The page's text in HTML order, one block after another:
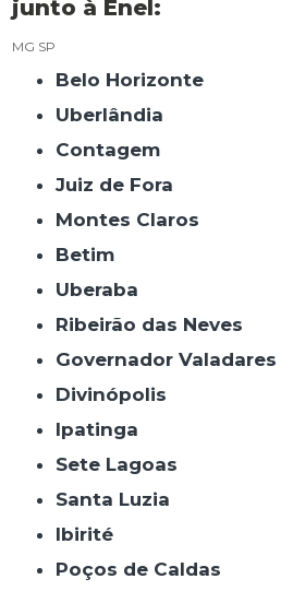
junto à Enel:
MG SP
Belo Horizonte
Uberlândia
Contagem
Juiz de Fora
Montes Claros
Betim
Uberaba
Ribeirão das Neves
Governador Valadares
Divinópolis
Ipatinga
Sete Lagoas
Santa Luzia
Ibirité
Poços de Caldas